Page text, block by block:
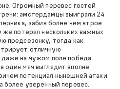
Огромный перевес гостей
амстердамцы выиграли 24
забив более чем втрое
потерял нескольких важных
предсезонку, тогда как
отличную
на чужом поле победа
один мяч выглядит вполне
потенциал нынешней атаки
более уверенный перевес.